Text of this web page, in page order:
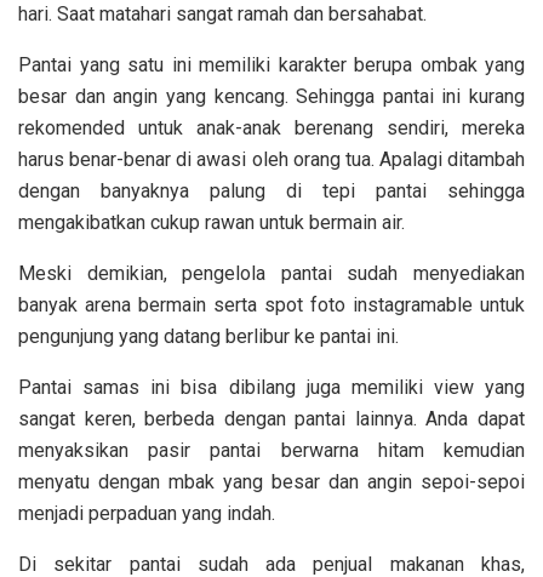
hari. Saat matahari sangat ramah dan bersahabat.
Pantai yang satu ini memiliki karakter berupa ombak yang
besar dan angin yang kencang. Sehingga pantai ini kurang
rekomended untuk anak-anak berenang sendiri, mereka
harus benar-benar di awasi oleh orang tua. Apalagi ditambah
dengan banyaknya palung di tepi pantai sehingga
mengakibatkan cukup rawan untuk bermain air.
Meski demikian, pengelola pantai sudah menyediakan
banyak arena bermain serta spot foto instagramable untuk
pengunjung yang datang berlibur ke pantai ini.
Pantai samas ini bisa dibilang juga memiliki view yang
sangat keren, berbeda dengan pantai lainnya. Anda dapat
menyaksikan pasir pantai berwarna hitam kemudian
menyatu dengan mbak yang besar dan angin sepoi-sepoi
menjadi perpaduan yang indah.
Di sekitar pantai sudah ada penjual makanan khas,